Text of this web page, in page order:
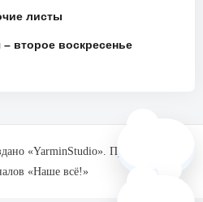
листы
второе воскресенье
«YarminStudio». При поддержке
«Наше всё!»